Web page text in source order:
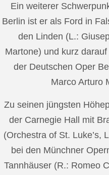
Ein weiterer
Berlin ist er als Ford in
den Linden (L.:
Martone) und kurz
der Deutschen Oper
Marco Arturo
Zu seinen jüngsten
der Carnegie Hall mit
(Orchestra of St. Luke’s,
bei den Münchner
Tannhäuser (R.: Romeo